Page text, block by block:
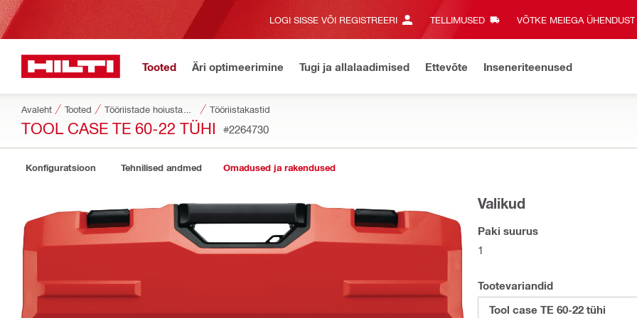
LOGI SISSE VÕI REGISTREERI TELLIMUSED VÕTKE MEIEGA ÜHENDUST‎
Tooted Äri optimeerimine Tugi ja allalaadimised Ettevõte Inseneriteenused
Avaleht Tooted Tööriistakastid
TOOL CASE TE 60-22 TÜHI #2264730
Konfiguratsioon Tehnilised andmed Omadused ja rakendused
Valikud
Paki suurus
1
Tootevariandid
Tool case TE 60-22 tühi